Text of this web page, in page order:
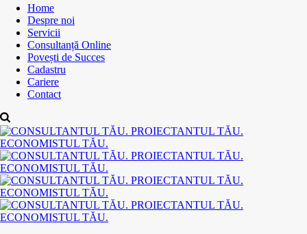
Home
Despre noi
Servicii
Consultanță Online
Povești de Succes
Cadastru
Cariere
Contact